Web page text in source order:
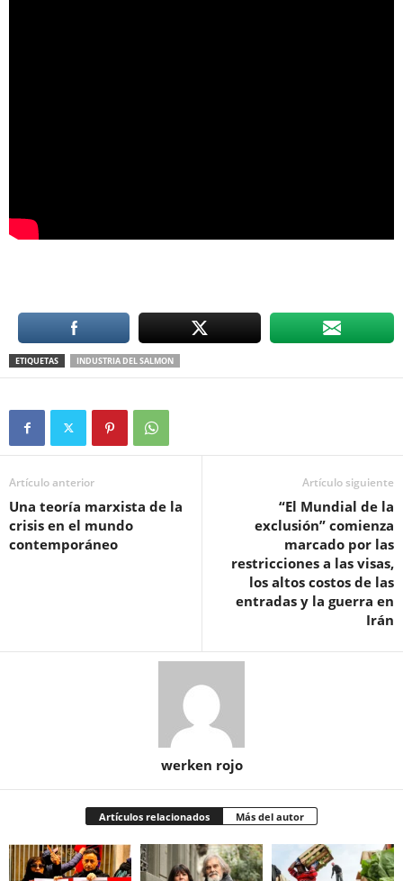
ETIQUETAS INDUSTRIA DEL SALMON
Artículo anterior
Una teoría marxista de la
crisis en el mundo
contemporáneo
Artículo siguiente
“El Mundial de la
exclusión” comienza
marcado por las
restricciones a las visas,
los altos costos de las
entradas y la guerra en
Irán
werken rojo
Artículos relacionados Más del autor